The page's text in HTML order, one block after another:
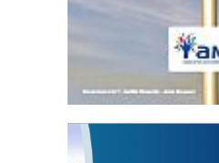
Statut de l’élu local
3 avril 2024